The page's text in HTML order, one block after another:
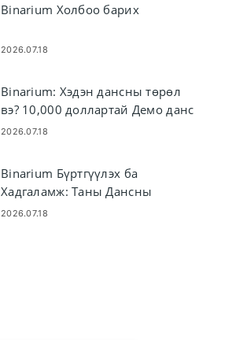
Binarium Холбоо барих
2026.07.18
Binarium: Хэдэн дансны төрөл
вэ? 10,000 доллартай Демо данс
нээ
2026.07.18
Binarium Бүртгүүлэх ба
Хадгаламж: Таны Дансны
санхүүжилтийг тайлбарлав
2026.07.18